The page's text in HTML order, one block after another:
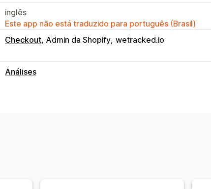
inglês
Este app não está traduzido para português (Brasil)
Checkout Admin da Shopify wetracked.io
Análises